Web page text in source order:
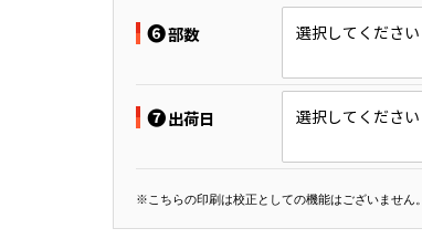
❻部数 選択してください
❼出荷日 選択してください
※こちらの印刷は校正としての機能はございません。